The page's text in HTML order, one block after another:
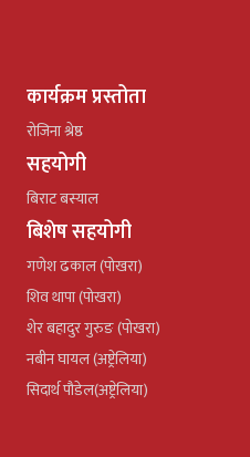
कार्यक्रम प्रस्तोता
रोजिना श्रेष्ठ
सहयोगी
बिराट बस्याल
बिशेष सहयोगी
गणेश ढकाल (पोखरा)
शिव थापा (पोखरा)
शेर बहादुर गुरुङ (पोखरा)
नबीन घायल (अष्ट्रेलिया)
सिदार्थ पौडेल(अष्ट्रेलिया)